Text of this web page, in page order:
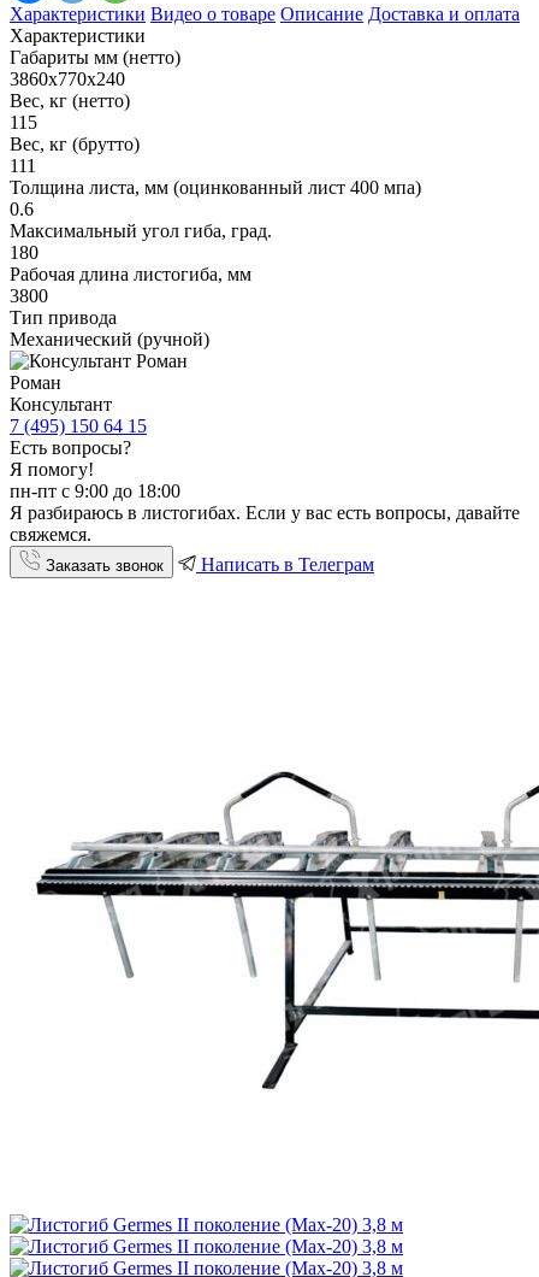
Характеристики Видео о товаре Описание Доставка и оплата
Характеристики
Габариты мм (нетто)
3860х770х240
Вес, кг (нетто)
115
Вес, кг (брутто)
111
Толщина листа, мм (оцинкованный лист 400 мпа)
0.6
Максимальный угол гиба, град.
180
Рабочая длина листогиба, мм
3800
Тип привода
Механический (ручной)
Роман
Консультант
7 (495) 150 64 15
Есть вопросы?
Я помогу!
пн-пт с 9:00 до 18:00
Я разбираюсь в листогибах. Если у вас есть вопросы, давайте
свяжемся.
Заказать звонок Написать в Телеграм